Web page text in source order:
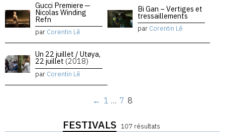
Gucci Premiere —
Nicolas Winding
Refn
par Corentin Lê
Bi Gan – Vertiges et
tressaillements
par Corentin Lê
Un 22 juillet / Utøya,
22 juillet (2018)
par Corentin Lê
← 1 … 7 8
FESTIVALS 107 résultats